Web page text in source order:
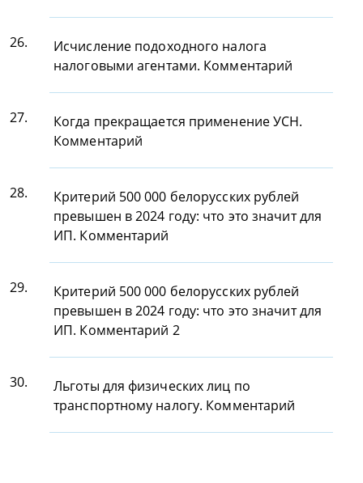
26.
Исчисление подоходного налога
налоговыми агентами. Комментарий
27.
Когда прекращается применение УСН.
Комментарий
28.
Критерий 500 000 белорусских рублей
превышен в 2024 году: что это значит для
ИП. Комментарий
29.
Критерий 500 000 белорусских рублей
превышен в 2024 году: что это значит для
ИП. Комментарий 2
30.
Льготы для физических лиц по
транспортному налогу. Комментарий